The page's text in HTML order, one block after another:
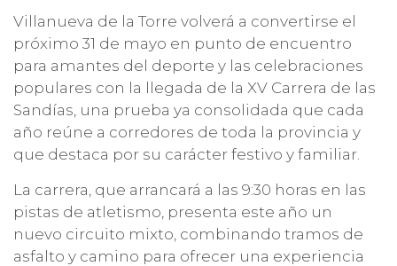
Villanueva de la Torre volverá a convertirse el
próximo 31 de mayo en punto de encuentro
para amantes del deporte y las celebraciones
populares con la llegada de la XV Carrera de las
Sandías, una prueba ya consolidada que cada
año reúne a corredores de toda la provincia y
que destaca por su carácter festivo y familiar.
La carrera, que arrancará a las 9:30 horas en las
pistas de atletismo, presenta este año un
nuevo circuito mixto, combinando tramos de
asfalto y camino para ofrecer una experiencia